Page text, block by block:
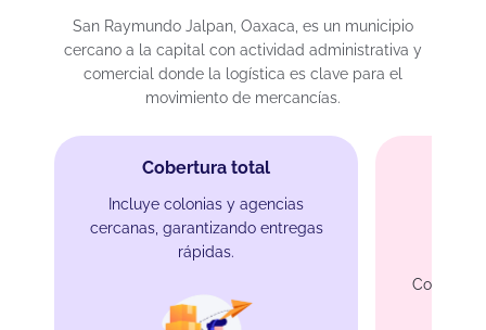
San Raymundo Jalpan, Oaxaca, es un municipio
cercano a la capital con actividad administrativa y
comercial donde la logística es clave para el
movimiento de mercancías.
Cobertura total
Incluye colonias y agencias
cercanas, garantizando entregas
rápidas.
Conexión